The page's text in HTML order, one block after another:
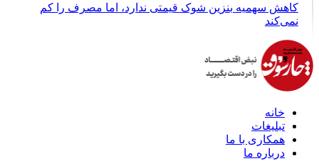
کاهش سهمیه بنزین شوک قیمتی ندارد، اما مصرف را کم
نمی‌کند
خانه
تبلیغات
همکاری با ما
درباره ما